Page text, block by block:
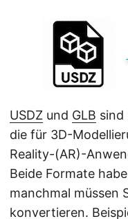
n
USDZ und GLB sind
die für 3D-
Reality-(AR)-
Beide Formate
manchmal müssen
konvertieren.